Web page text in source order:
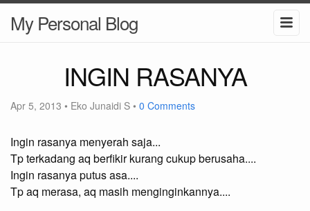
My Personal Blog
INGIN RASANYA
Apr 5, 2013 • Eko Junaidi S • 0 Comments
Ingin rasanya menyerah saja...
Tp terkadang aq berfikir kurang cukup berusaha....
Ingin rasanya putus asa....
Tp aq merasa, aq masih menginginkannya....